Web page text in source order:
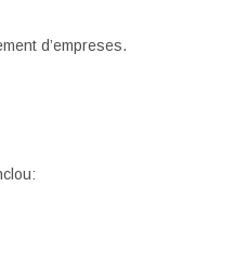
d’empreses.